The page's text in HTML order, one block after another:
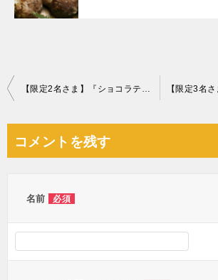
投
ビ
コメントを残す
名前 必須